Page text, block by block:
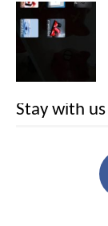
Stay with us